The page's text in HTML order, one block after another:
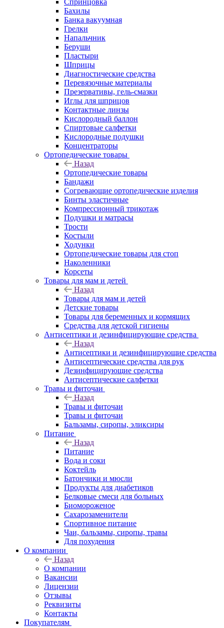
Спринцовка
Бахилы
Банка вакуумная
Грелки
Напальчник
Беруши
Пластыри
Шприцы
Диагностические средства
Перевязочные материалы
Презервативы, гель-смазки
Иглы для шприцов
Контактные линзы
Кислородный баллон
Спиртовые салфетки
Кислородные подушки
Концентраторы
Ортопедические товары
Назад
Ортопедические товары
Бандажи
Согревающие ортопедические изделия
Бинты эластичные
Компрессионный трикотаж
Подушки и матрасы
Трости
Костыли
Ходунки
Ортопедические товары для стоп
Наколенники
Корсеты
Товары для мам и детей
Назад
Товары для мам и детей
Детские товары
Товары для беременных и кормящих
Средства для детской гигиены
Антисептики и дезинфицирующие средства
Назад
Антисептики и дезинфицирующие средства
Антисептические средства для рук
Дезинфицирующие средства
Антисептические салфетки
Травы и фиточаи
Назад
Травы и фиточаи
Травы и фиточаи
Бальзамы, сиропы, эликсиры
Питание
Назад
Питание
Вода и соки
Коктейль
Батончики и мюсли
Продукты для диабетиков
Белковые смеси для больных
Биомороженое
Сахарозаменители
Спортивное питание
Чаи, бальзамы, сиропы, травы
Для похудения
О компании
Назад
О компании
Вакансии
Лицензии
Отзывы
Реквизиты
Контакты
Покупателям